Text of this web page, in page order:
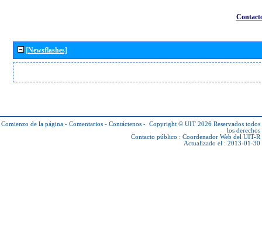
[Newsflashes]
Comienzo de la página - Comentarios - Contáctenos - Copyright © UIT 2026 Reservados todos
los derechos
Contacto público : Coordenador Web del UIT-R
Actualizado el : 2013-01-30